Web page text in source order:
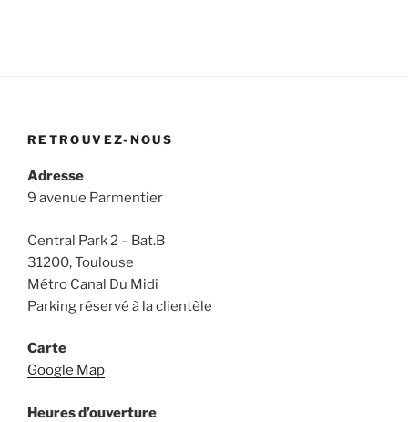
RETROUVEZ-NOUS
Adresse
9 avenue Parmentier
Central Park 2 – Bat.B
31200, Toulouse
Métro Canal Du Midi
Parking réservé à la clientèle
Carte
Google Map
Heures d’ouverture